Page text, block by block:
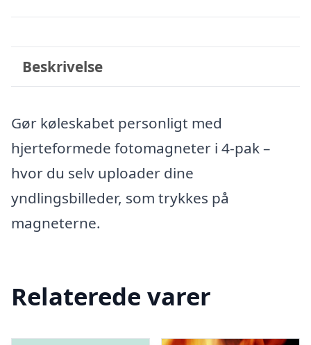
Beskrivelse
Gør køleskabet personligt med
hjerteformede fotomagneter i 4-pak –
hvor du selv uploader dine
yndlingsbilleder, som trykkes på
magneterne.
Relaterede varer